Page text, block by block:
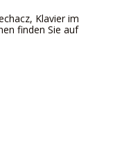
Klavier im
finden Sie auf